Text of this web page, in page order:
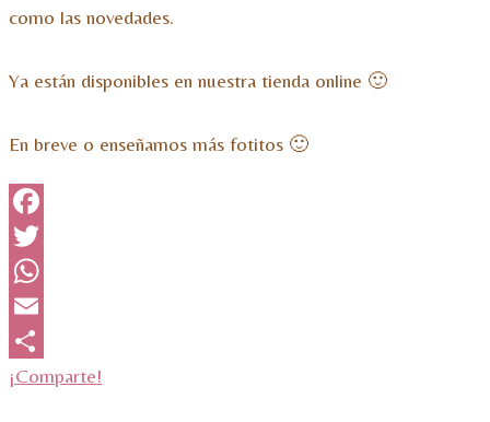
como las novedades.
Ya están disponibles en nuestra tienda online 🙂
En breve o enseñamos más fotitos 🙂
Facebook
Twitter
WhatsApp
Email
¡Comparte!